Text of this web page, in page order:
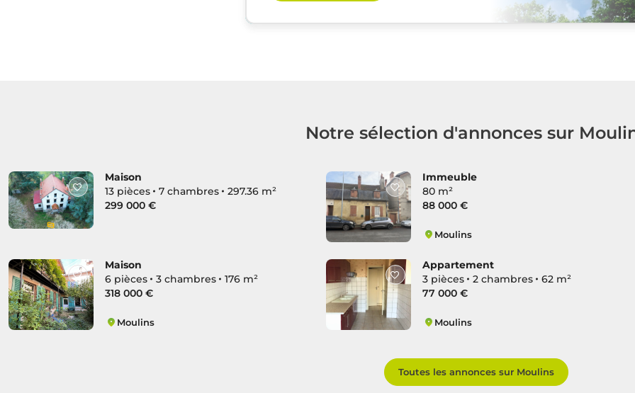
Notre sélection d'annonces sur
Maison
13 pièces
7 chambres
297.36 m²
299 000 €
Immeuble
80 m²
88 000 €
Moulins
Maison
6 pièces
3 chambres
176 m²
318 000 €
Moulins
Appartement
3 pièces
2 chambres
62 m²
77 000 €
Moulins
Toutes les annonces sur Moulins